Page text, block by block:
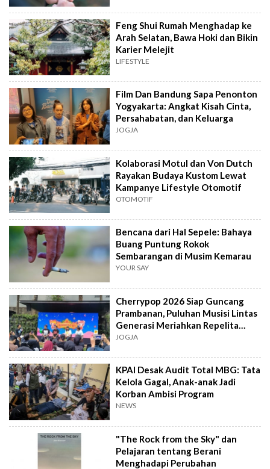
Feng Shui Rumah Menghadap ke
Arah Selatan, Bawa Hoki dan Bikin
Karier Melejit
LIFESTYLE
Film Dan Bandung Sapa Penonton
Yogyakarta: Angkat Kisah Cinta,
Persahabatan, dan Keluarga
JOGJA
Kolaborasi Motul dan Von Dutch
Rayakan Budaya Kustom Lewat
Kampanye Lifestyle Otomotif
OTOMOTIF
Bencana dari Hal Sepele: Bahaya
Buang Puntung Rokok
Sembarangan di Musim Kemarau
YOUR SAY
Cherrypop 2026 Siap Guncang
Prambanan, Puluhan Musisi Lintas
Generasi Meriahkan Repelita
Musik
JOGJA
KPAI Desak Audit Total MBG: Tata
Kelola Gagal, Anak-anak Jadi
Korban Ambisi Program
NEWS
"The Rock from the Sky" dan
Pelajaran tentang Berani
Menghadapi Perubahan